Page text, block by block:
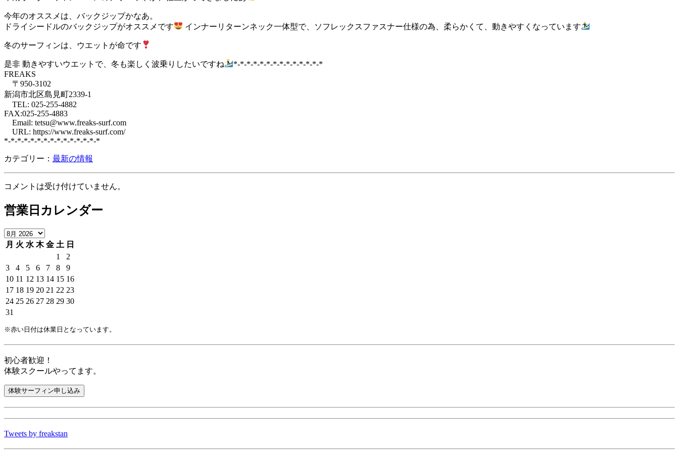
今年のオススメは、バックジップかなあ。
ドライシードルのバックジップがオススメです
インナーリターンネック一体型で、ソフレックスファスナー仕様の為、柔らかくて、動きやすくなっています
冬のサーフィンは、ウエットが命です
是非 動きやすいウエットで、冬も楽しく波乗りしたいですね
*-*-*-*-*-*-*-*-*-*-*-*-*-*
FREAKS
〒950-3102
新潟市北区島見町2339-1
TEL: 025-255-4882
FAX:025-255-4883
Email: tetsu@www.freaks-surf.com
URL: https://www.freaks-surf.com/
*-*-*-*-*-*-*-*-*-*-*-*-*-*-*
カテゴリー： 最新の情報
コメントは受け付けていません。
営業日カレンダー
月 火 水 木 金 土 日
1
2
3
4 5 6 7 8
9
10 11 12 13 14 15 16
17 18 19 20 21 22 23
24 25 26 27 28 29 30
31
※赤い日付は休業日となっています。
初心者歓迎！
体験スクールやってます。
Tweets by freakstan